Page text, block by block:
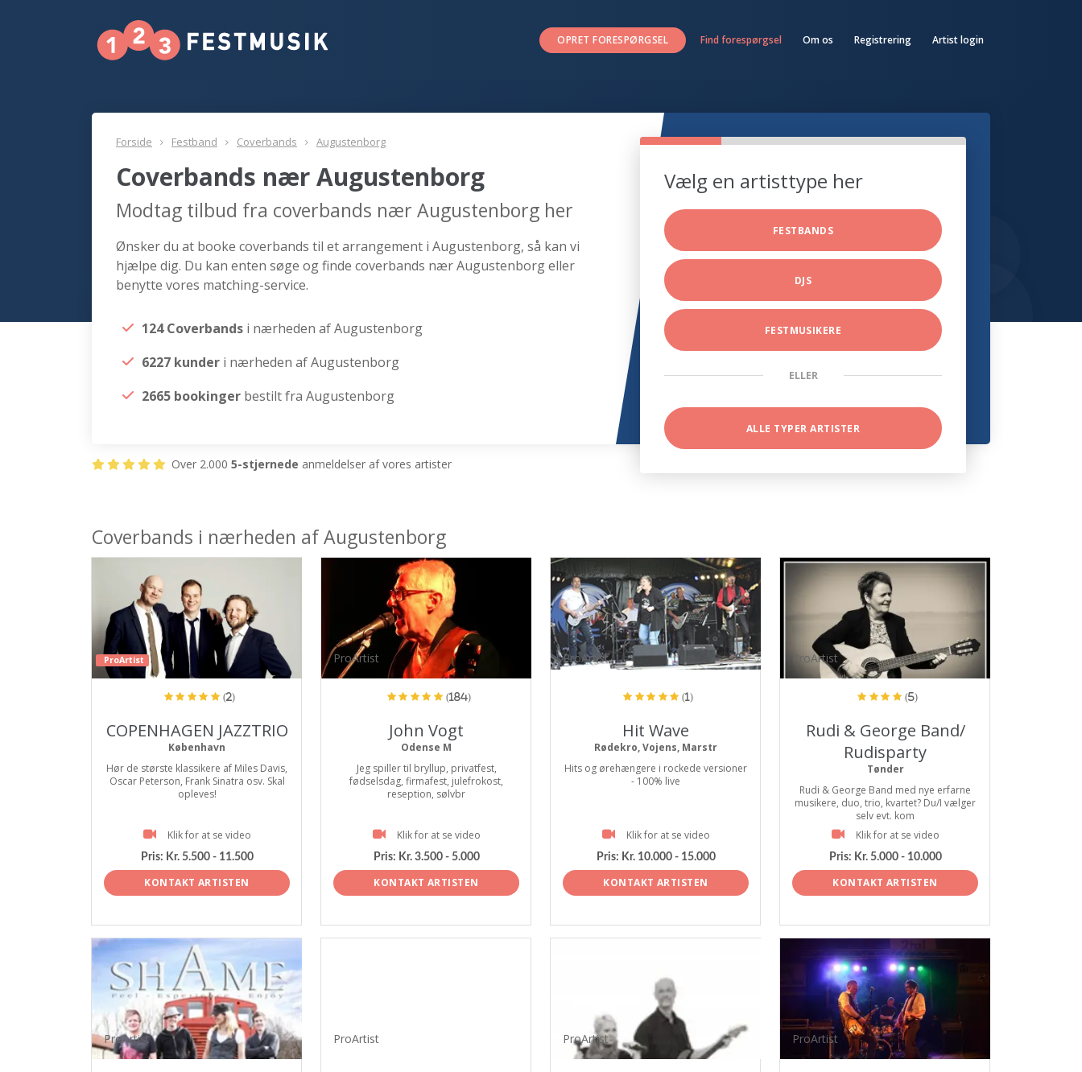
OPRET FORESPØRGSEL Find forespørgsel Om os Registrering Artist login
Forside Festband Coverbands Augustenborg
Coverbands nær Augustenborg
Modtag tilbud fra coverbands nær Augustenborg her
Ønsker du at booke coverbands til et arrangement i Augustenborg, så kan vi
hjælpe dig. Du kan enten søge og finde coverbands nær Augustenborg eller
benytte vores matching-service.
124 Coverbands i nærheden af Augustenborg
6227 kunder i nærheden af Augustenborg
2665 bookinger bestilt fra Augustenborg
Vælg en artisttype her
FESTBANDS
DJS
FESTMUSIKERE
ELLER
ALLE TYPER ARTISTER
Over 2.000 5-stjernede anmeldelser af vores artister
Coverbands i nærheden af Augustenborg
ProArtist
(2)
COPENHAGEN JAZZTRIO
København
Hør de største klassikere af Miles Davis,
Oscar Peterson, Frank Sinatra osv. Skal
opleves!
Klik for at se video
Pris: Kr. 5.500 - 11.500
KONTAKT ARTISTEN
ProArtist
(184)
John Vogt
Odense M
Jeg spiller til bryllup, privatfest,
fødselsdag, firmafest, julefrokost,
reseption, sølvbr
Klik for at se video
Pris: Kr. 3.500 - 5.000
KONTAKT ARTISTEN
ProArtist
(1)
Hit Wave
Rødekro, Vojens, Marstr
Hits og ørehængere i rockede versioner
- 100% live
Klik for at se video
Pris: Kr. 10.000 - 15.000
KONTAKT ARTISTEN
ProArtist
(5)
Rudi & George Band/
Rudisparty
Tønder
Rudi & George Band med nye erfarne
musikere, duo, trio, kvartet? Du/I vælger
selv evt. kom
Klik for at se video
Pris: Kr. 5.000 - 10.000
KONTAKT ARTISTEN
ProArtist ProArtist ProArtist ProArtist